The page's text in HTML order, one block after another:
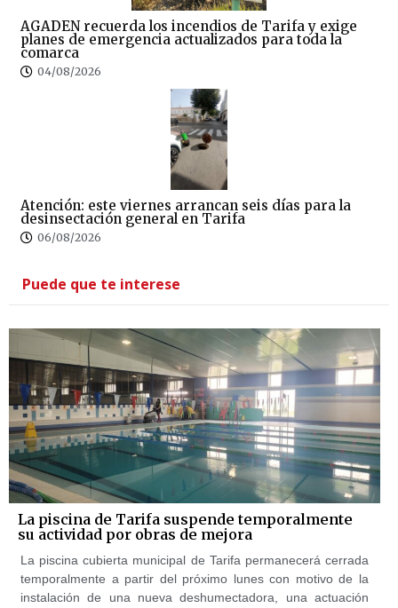
AGADEN recuerda los incendios de Tarifa y exige
planes de emergencia actualizados para toda la
comarca
04/08/2026
Atención: este viernes arrancan seis días para la
desinsectación general en Tarifa
06/08/2026
Puede que te interese
La piscina de Tarifa suspende temporalmente
su actividad por obras de mejora
La piscina cubierta municipal de Tarifa permanecerá cerrada
temporalmente a partir del próximo lunes con motivo de la
instalación de una nueva deshumectadora, una actuación